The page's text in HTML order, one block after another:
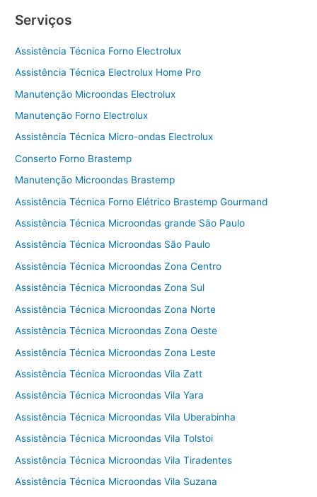
Serviços
Assistência Técnica Forno Electrolux
Assistência Técnica Electrolux Home Pro
Manutenção Microondas Electrolux
Manutenção Forno Electrolux
Assistência Técnica Micro-ondas Electrolux
Conserto Forno Brastemp
Manutenção Microondas Brastemp
Assistência Técnica Forno Elétrico Brastemp Gourmand
Assistência Técnica Microondas grande São Paulo
Assistência Técnica Microondas São Paulo
Assistência Técnica Microondas Zona Centro
Assistência Técnica Microondas Zona Sul
Assistência Técnica Microondas Zona Norte
Assistência Técnica Microondas Zona Oeste
Assistência Técnica Microondas Zona Leste
Assistência Técnica Microondas Vila Zatt
Assistência Técnica Microondas Vila Yara
Assistência Técnica Microondas Vila Uberabinha
Assistência Técnica Microondas Vila Tolstoi
Assistência Técnica Microondas Vila Tiradentes
Assistência Técnica Microondas Vila Suzana